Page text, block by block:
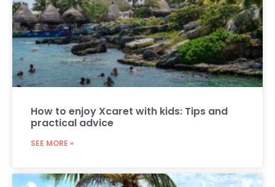
How to enjoy Xcaret with kids: Tips and
practical advice
SEE MORE »